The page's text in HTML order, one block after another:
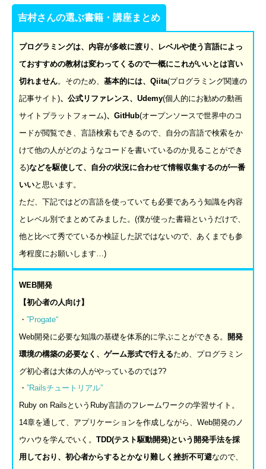
吉村さんの選ぶ書籍・講座まとめ
プログラミングは、内容が多岐に渡り、レベルや使う言語によっ
ておすすめの教材は変わってくるので一概にこれがいいとは言い
切れません。そのため、 基本的には、 Qiita(プログラミング関連の
記事サイト)、公式リファレンス、 Udemy(個人的にお勧めの動画
サイトプラットフォーム)、 GitHub(オープンソースで世界中のコ
ードが閲覧でき、言語検索もできるので、自分の言語で検索をか
けて他の人がどのようなコードを書いているのか見ることができ
る)などを駆使して、自分の状況に合わせて情報収集するのが一番
いいと思います。
ただ、下記ではどの言語を使っていても必要であろう知識を内容
とレベル別でまとめてみました。(僕が使った書籍というだけで、
他と比べて秀でているか検証した訳ではないので、あくまでも参
考程度にお願いします…)
WEB開発
【初心者の人向け】
・ ”Progate“
Web開発に必要な知識の基礎を体系的に学ぶことができる。
開発
環境の構築の必要なく、ゲーム形式で行えるため、プログラミン
グ初心者は大体の人がやっているのでは??
・ ”Railsチュートリアル”
Ruby on RailsというRuby言語のフレームワークの学習サイト。
14章を通して、アプリケーションを作成しながら、Web開発のノ
ウハウを学んでいく。 TDD(テスト駆動開発)という開発手法を採
用しており、初心者からするとかなり難しく挫折不可避なので、